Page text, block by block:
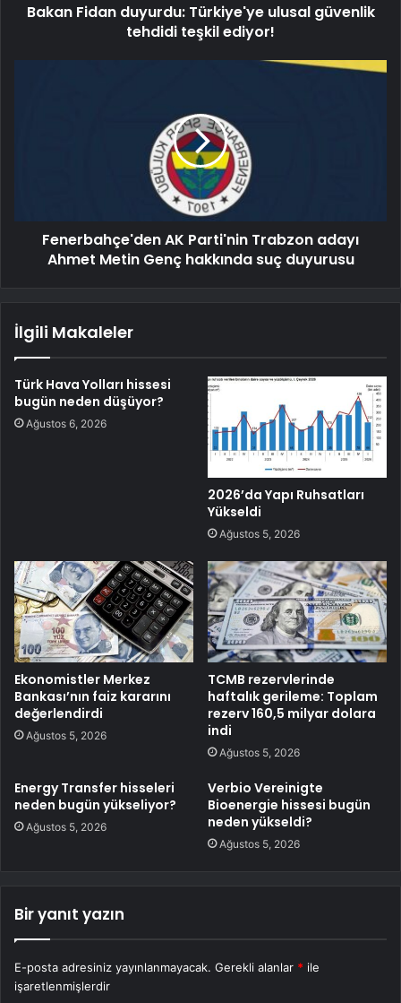
Bakan Fidan duyurdu: Türkiye'ye ulusal güvenlik
tehdidi teşkil ediyor!
Fenerbahçe'den AK Parti'nin Trabzon adayı
Ahmet Metin Genç hakkında suç duyurusu
İlgili Makaleler
Türk Hava Yolları hissesi
bugün neden düşüyor?
Ağustos 6, 2026
2026’da Yapı Ruhsatları
Yükseldi
Ağustos 5, 2026
Ekonomistler Merkez
Bankası’nın faiz kararını
değerlendirdi
Ağustos 5, 2026
TCMB rezervlerinde
haftalık gerileme: Toplam
rezerv 160,5 milyar dolara
indi
Ağustos 5, 2026
Energy Transfer hisseleri
neden bugün yükseliyor?
Ağustos 5, 2026
Verbio Vereinigte
Bioenergie hissesi bugün
neden yükseldi?
Ağustos 5, 2026
Bir yanıt yazın
E-posta adresiniz yayınlanmayacak. Gerekli alanlar * ile
işaretlenmişlerdir